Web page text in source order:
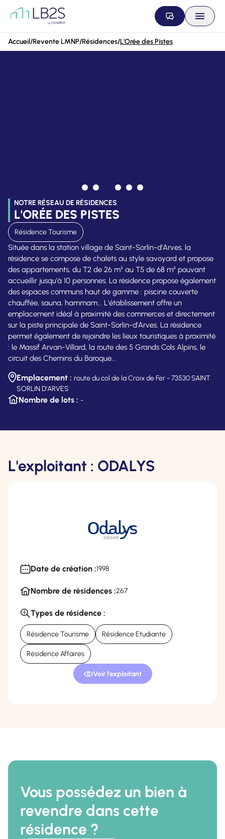
Aller au contenu
Accueil/Revente LMNP/Résidences/L'Orée des Pistes
NOTRE RÉSEAU DE RÉSIDENCES
L'ORÉE DES PISTES
Résidence Tourisme
Située dans la station village de Saint-Sorlin-d'Arves, la
résidence se compose de chalets au style savoyard et propose
des appartements, du T2 de 26 m² au T5 de 68 m² pouvant
accueillir jusqu'à 10 personnes. La résidence propose également
des espaces communs haut de gamme : piscine couverte
chauffée, sauna, hammam... L'établissement offre un
emplacement idéal à proximité des commerces et directement
sur la piste principale de Saint-Sorlin-d'Arves. La résidence
permet également de rejoindre les lieux touristiques à proximité
: le Massif Arvan-Villard, la route des 5 Grands Cols Alpins, le
circuit des Chemins du Baroque...
Emplacement : route du col de la Croix de Fer - 73530 SAINT
SORLIN D'ARVES
Nombre de lots : -
L'exploitant : ODALYS
Date de création :1998
Nombre de résidences :267
Types de résidence :
Résidence Tourisme Résidence Etudiante
Résidence Affaires
Voir l'exploitant
Vous possédez un bien à
revendre dans cette
résidence ?